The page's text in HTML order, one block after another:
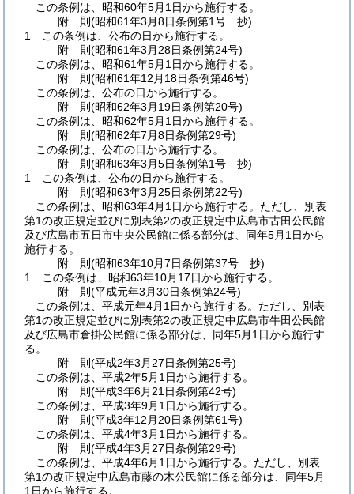
この条例は、昭和60年5月1日から施行する。
附 則(昭和61年3月8日条例第1号 抄)
1
この条例は、公布の日から施行する。
附 則(昭和61年3月28日条例第24号)
この条例は、昭和61年5月1日から施行する。
附 則(昭和61年12月18日条例第46号)
この条例は、公布の日から施行する。
附 則(昭和62年3月19日条例第20号)
この条例は、昭和62年5月1日から施行する。
附 則(昭和62年7月8日条例第29号)
この条例は、公布の日から施行する。
附 則(昭和63年3月5日条例第1号 抄)
1
この条例は、公布の日から施行する。
附 則(昭和63年3月25日条例第22号)
この条例は、昭和63年4月1日から施行する。 ただし、別表
第1の改正規定並びに別表第2の改正規定中広島市古田公民館
及び広島市五日市中央公民館に係る部分は、同年5月1日から
施行する。
附 則(昭和63年10月7日条例第37号 抄)
1
この条例は、昭和63年10月17日から施行する。
附 則(平成元年3月30日条例第24号)
この条例は、平成元年4月1日から施行する。 ただし、別表
第1の改正規定並びに別表第2の改正規定中広島市牛田公民館
及び広島市倉掛公民館に係る部分は、同年5月1日から施行す
る。
附 則(平成2年3月27日条例第25号)
この条例は、平成2年5月1日から施行する。
附 則(平成3年6月21日条例第42号)
この条例は、平成3年9月1日から施行する。
附 則(平成3年12月20日条例第61号)
この条例は、平成4年3月1日から施行する。
附 則(平成4年3月27日条例第29号)
この条例は、平成4年6月1日から施行する。 ただし、別表
第1の改正規定中広島市藤の木公民館に係る部分は、同年5月
1日から施行する。